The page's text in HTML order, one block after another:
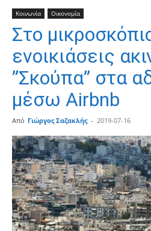
Κοινωνία Οικονομία
Στο
ενοικιάσεις
”Σκούπα” στα
μέσω Airbnb
Από Γιώργος Σαζακλής - 2019-07-16